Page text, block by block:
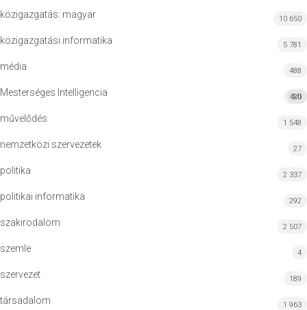
közigazgatás: magyar 10 650
közigazgatási informatika 5 781
média 488
Mesterséges Intelligencia MI
420
művelődés 1 548
nemzetközi szervezetek 27
politika 2 337
politikai informatika 292
szakirodalom 2 507
szemle 4
szervezet 189
társadalom 1 963